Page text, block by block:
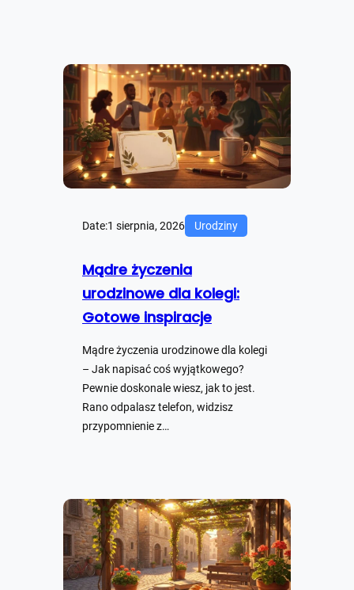
Date:1 sierpnia, 2026 Urodziny
Mądre życzenia
urodzinowe dla kolegi:
Gotowe inspiracje
Mądre życzenia urodzinowe dla kolegi
– Jak napisać coś wyjątkowego?
Pewnie doskonale wiesz, jak to jest.
Rano odpalasz telefon, widzisz
przypomnienie z…